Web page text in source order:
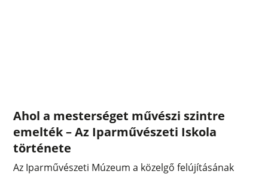
Ahol a mesterséget művészi szintre
emelték – Az Iparművészeti Iskola
története
Az Iparművészeti Múzeum a közelgő felújításának